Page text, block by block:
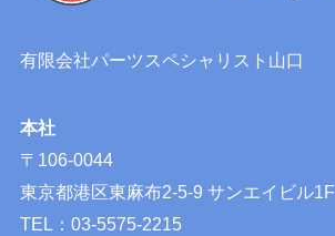
有限会社パーツスペシャリスト山口
本社
〒106-0044
東京都港区東麻布2-5-9 サンエイビル1F
TEL：03-5575-2215